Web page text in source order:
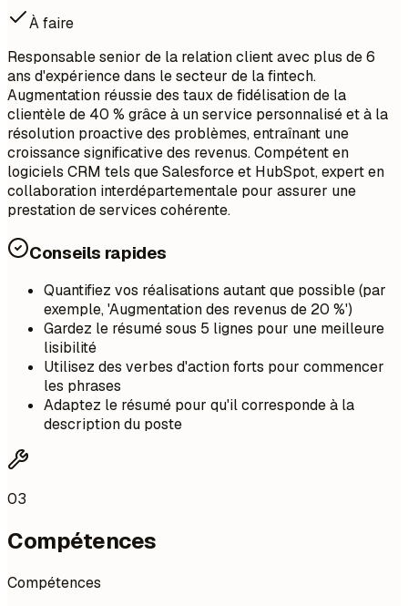
À faire
Responsable senior de la relation client avec plus de 6
ans d'expérience dans le secteur de la fintech.
Augmentation réussie des taux de fidélisation de la
clientèle de 40 % grâce à un service personnalisé et à la
résolution proactive des problèmes, entraînant une
croissance significative des revenus. Compétent en
logiciels CRM tels que Salesforce et HubSpot, expert en
collaboration interdépartementale pour assurer une
prestation de services cohérente.
Conseils rapides
Quantifiez vos réalisations autant que possible (par
exemple, 'Augmentation des revenus de 20 %')
Gardez le résumé sous 5 lignes pour une meilleure
lisibilité
Utilisez des verbes d'action forts pour commencer
les phrases
Adaptez le résumé pour qu'il corresponde à la
description du poste
03
Compétences
Compétences